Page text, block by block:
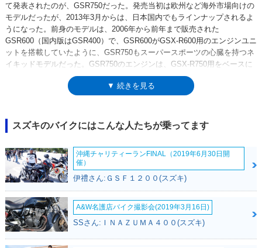
て発表されたのが、GSR750だった。発売当初は欧州など海外市場向けの
モデルだったが、2013年3月からは、日本国内でもラインナップされるよ
うになった。前身のモデルは、2006年から前年まで販売された
GSR600（国内版はGSR400）で、GSR600がGSX-R600用のエンジンユニ
ットを搭載していたように、GSR750もスーパースポーツの心臓を持つネ
イキッドモデルだった。GSR750のエンジンは、GSX-R750用をベースに
したもので、GSR600の場合と同じように、街乗りで多用する中低速域で
の扱いやすさ、制限速度内でも爽快なフィーリングを得られるセッティン
だったマフラーやフロントウインカーは、コンベンショナルなスタイルが
採用されていた。異形ヘッドライトの左右両端がブルーなのは、この位置
に青いインナーレンズを採用したポジションランプが配置されているため
だった。なお、海外向けにはABS非搭載モデルの設定もあったが、日本国
内に正式導入されたのは、ABS搭載タイプのみ。ただし、エンジンの出力
特性は、国内も海外も同一だった。日本仕様は2015年モデルまで設定さ
れ、平成28年排出ガス規制への適合を前に、販売は終了した。なお、
2016年のインターモトで、発表されたGSX-S750も、GSX-R750のエンジ
ンを搭載するネイキッド。つまり、GSR750の後継モデルであるともいえ
た。
▼ 続きを見る
スズキのバイクにはこんな人たちが乗ってます
沖縄チャリティーランFINAL（2019年6月30日開
催）
伊禮さん:ＧＳＦ１２００(スズキ)
A&W名護店バイク撮影会(2019年3月16日)
SSさん:ＩＮＡＺＵＭＡ４００(スズキ)